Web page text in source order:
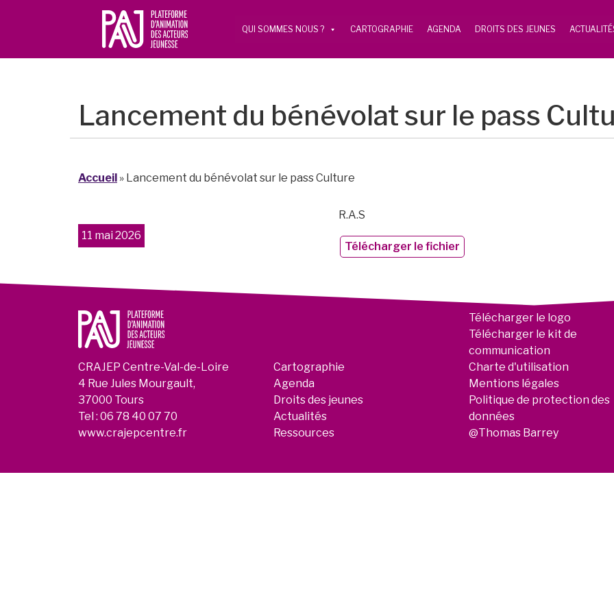
QUI SOMMES NOUS ? CARTOGRAPHIE AGENDA DROITS DES JEUNES
Lancement du bénévolat sur le pass
Accueil » Lancement du bénévolat sur le pass Culture
11 mai 2026
R.A.S
Télécharger le fichier
CRAJEP Centre-Val-de-Loire
4 Rue Jules Mourgault,
37000 Tours
Tel : 06 78 40 07 70
www.crajepcentre.fr
Cartographie
Agenda
Droits des jeunes
Actualités
Ressources
Télécharger le logo
Télécharger le kit de
communication
Charte d'utilisation
Mentions légales
Politique de protection des
données
@Thomas Barrey